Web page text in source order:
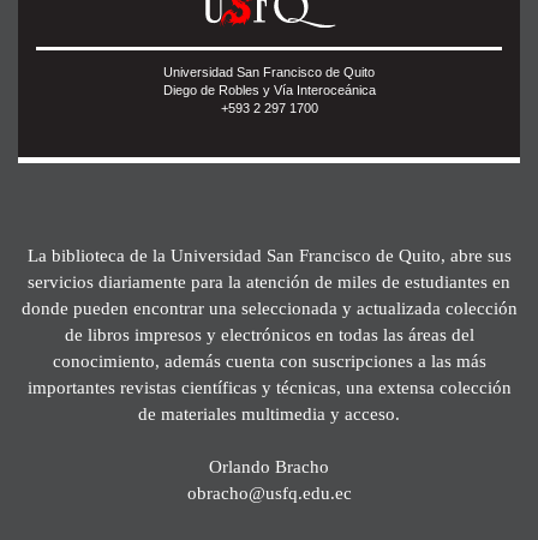
Universidad San Francisco de Quito
Diego de Robles y Vía Interoceánica
+593 2 297 1700
La biblioteca de la Universidad San Francisco de Quito, abre sus
servicios diariamente para la atención de miles de estudiantes en
donde pueden encontrar una seleccionada y actualizada colección
de libros impresos y electrónicos en todas las áreas del
conocimiento, además cuenta con suscripciones a las más
importantes revistas científicas y técnicas, una extensa colección
de materiales multimedia y acceso.
Orlando Bracho
obracho@usfq.edu.ec